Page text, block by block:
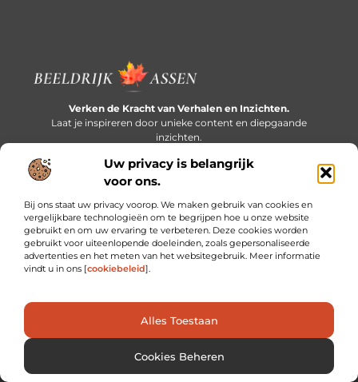
Uw privacy is belangrijk
voor ons.
Bij ons staat uw privacy voorop. We maken gebruik van cookies en
vergelijkbare technologieën om te begrijpen hoe u onze website
gebruikt en om uw ervaring te verbeteren. Deze cookies worden
gebruikt voor uiteenlopende doeleinden, zoals gepersonaliseerde
advertenties en het meten van het websitegebruik. Meer informatie
vindt u in ons [cookiebeleid].
Alles Toestaan
Cookies Beheren
Verken de Kracht van Verhalen en Inzichten.
Laat je inspireren door unieke content en diepgaande
inzichten.
Bericht categorie
Onze informatie
Cookiebeleid (EU)
@2025 www.beeldrijkassen.nl. All Right Reserved.